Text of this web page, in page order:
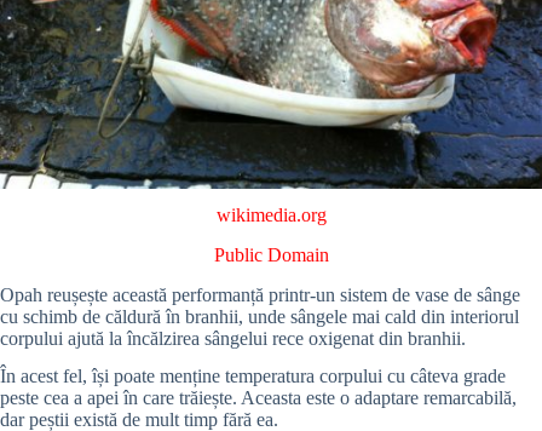
wikimedia.org
Public Domain
Opah reușește această performanță printr-un sistem de vase de sânge
cu schimb de căldură în branhii, unde sângele mai cald din interiorul
corpului ajută la încălzirea sângelui rece oxigenat din branhii.
În acest fel, își poate menține temperatura corpului cu câteva grade
peste cea a apei în care trăiește. Aceasta este o adaptare remarcabilă,
dar peștii există de mult timp fără ea.